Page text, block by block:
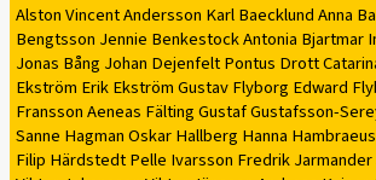
Alston Vincent Andersson Karl Baecklund Anna
Bengtsson Jennie Benkestock Antonia Bjartmar
Jonas Bång Johan Dejenfelt Pontus Drott
Ekström Erik Ekström Gustav Flyborg Edward
Fransson Aeneas Fälting Gustaf Gustafsson-
Sanne Hagman Oskar Hallberg Hanna
Filip Härdstedt Pelle Ivarsson Fredrik Jarmander